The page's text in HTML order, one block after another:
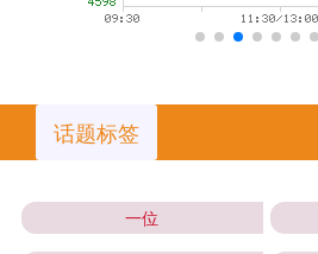
话题标签
一位